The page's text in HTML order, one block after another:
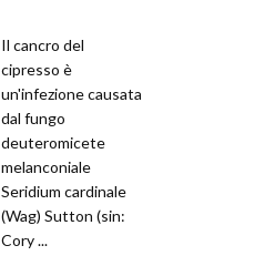
Il cancro del
cipresso è
un'infezione causata
dal fungo
deuteromicete
melanconiale
Seridium cardinale
(Wag) Sutton (sin:
Cory ...